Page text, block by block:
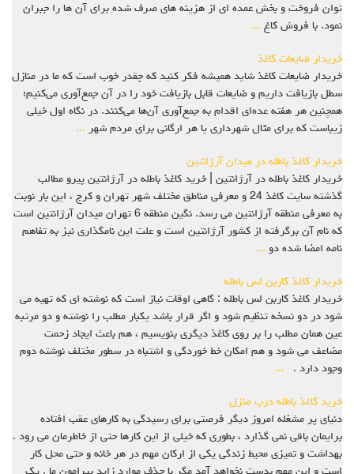
توان فروخت و بخش عمده ای از هزینه های صرف شده برای آن ها را جبران
نمود. با فروش کاغ ...
خریدار ضایعات کاغذ
خریدار ضایعات کاغذ شاید همیشه فکر کنید که چقدر خوب است که ما در منازل
سطل بازیافت داریم و ضایعات قابل بازیافت خود را در آن جمع‌آوری می‌کنیم؛
همچنین هر هفته عده‌ای اقدام به جمع‌آوری آن‌ها می‌کنند. در نگاه اول خیلی
زیباست که برای مثال شهرداری یا هر ارگانی برای مردم شهر ...
خریدار کاغذ باطله در میدان آرژانتین
خریدار کاغذ باطله در آرژانتین | خرید کاغذ باطله در آرژانتین پیرو مطالب
گذشته سایت کاغذ 24 و معرفی مناطق مختلف شهر تهران و کرج ، این بار نوبت
به معرفی منطقه آرژانتین می رسد. نگین منطقه 6 تهران میدان آرژانتین است
که نام آن برگرفته از کشور آرژانتین است و علت این نامگذاری نیز به تفاهم
نامه امضا شده دو ...
خریدار کاغذ کاربن لس باطله
خریدار کاغذ کاربن لس باطله : گاهی اوقات نیاز است که نوشته ای که تهیه می
شود در دو نسخه تنظیم شود و اگر قرار باشد یکبار مطلب را نوشته و دو مرتبه
عین همان مطلب را بر روی کاغذ دیگری بنویسیم ، هم باعث ایجاد زحمت
مضاعف می شود و هم امکان خط خوردگی و اشتباه در سطور مختلف نوشته دوم
وجود دارد . ...
خرید کاغذ باطله درب منزل
دنیای پر مشغله امروز دیگر فرصتی برای رسیدگی به کارهای عقب افتاده
برایمان باقی نمی گذارد ، بطوری که خیلی از این کارها حتی از خاطرمان می رود .
بهداشت و تمیزی محیط زندگی یکی از ارکان مهم در هر خانه و حتی محل کار